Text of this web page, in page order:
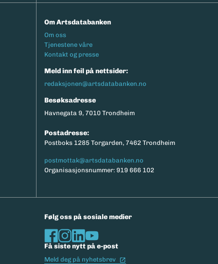
Om Artsdatabanken
Footermeny
Om oss
Tjenestene våre
Kontakt og presse
Meld inn feil på nettsider:
redaksjonen@artsdatabanken.no
Besøksadresse
Havnegata 9, 7010 Trondheim
Postadresse:
Postboks 1285 Torgarden, 7462 Trondheim
postmottak@artsdatabanken.no
Organisasjonsnummer: 919 666 102
Følg oss på sosiale medier
Få siste nytt på e-post
Meld deg på nyhetsbrev